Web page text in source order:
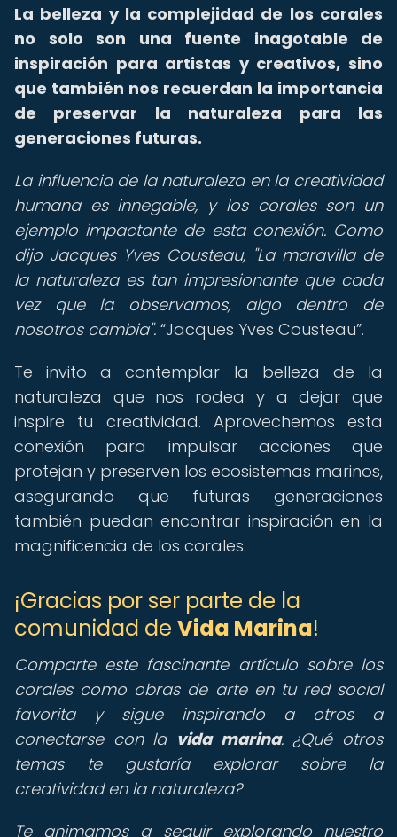
La belleza y la complejidad de los corales
no solo son una fuente inagotable de
inspiración para artistas y creativos, sino
que también nos recuerdan la importancia
de preservar la naturaleza para las
generaciones futuras.
La influencia de la naturaleza en la creatividad
humana es innegable, y los corales son un
ejemplo impactante de esta conexión. Como
dijo Jacques Yves Cousteau, "La maravilla de
la naturaleza es tan impresionante que cada
vez que la observamos, algo dentro de
nosotros cambia". Jacques Yves Cousteau .
Te invito a contemplar la belleza de la
naturaleza que nos rodea y a dejar que
inspire tu creatividad. Aprovechemos esta
conexión para impulsar acciones que
protejan y preserven los ecosistemas marinos,
asegurando que futuras generaciones
también puedan encontrar inspiración en la
magnificencia de los corales.
¡Gracias por ser parte de la
comunidad de Vida Marina!
Comparte este fascinante artículo sobre los
corales como obras de arte en tu red social
favorita y sigue inspirando a otros a
conectarse con la vida marina. ¿Qué otros
temas te gustaría explorar sobre la
creatividad en la naturaleza?
Te animamos a seguir explorando nuestro